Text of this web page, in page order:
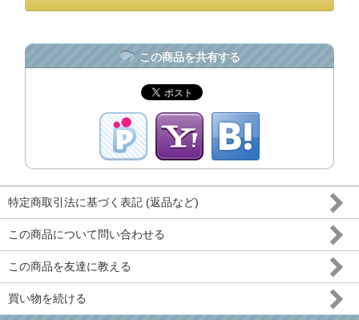
この商品を共有する
特定商取引法に基づく表記 (返品など)
この商品について問い合わせる
この商品を友達に教える
買い物を続ける